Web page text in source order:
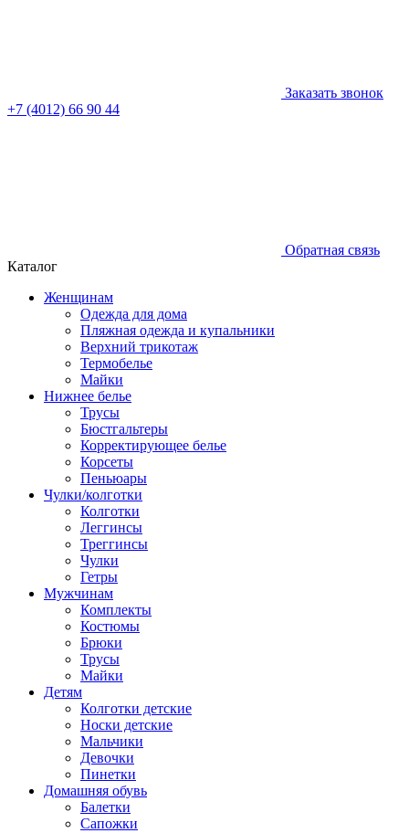
Заказать звонок
+7 (4012) 66 90 44
Обратная связь
Каталог
Женщинам
Одежда для дома
Пляжная одежда и купальники
Верхний трикотаж
Термобелье
Майки
Нижнее белье
Трусы
Бюстгальтеры
Корректирующее белье
Корсеты
Пеньюары
Чулки/колготки
Колготки
Леггинсы
Треггинсы
Чулки
Гетры
Мужчинам
Комплекты
Костюмы
Брюки
Трусы
Майки
Детям
Колготки детские
Носки детские
Мальчики
Девочки
Пинетки
Домашняя обувь
Балетки
Сапожки